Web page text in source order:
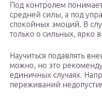
Под контролем
средней силы, а под
спокойных эмоций. В
только о сильных, ярко
Научиться подавлять
можно, но это
единичных случаях.
переживаний